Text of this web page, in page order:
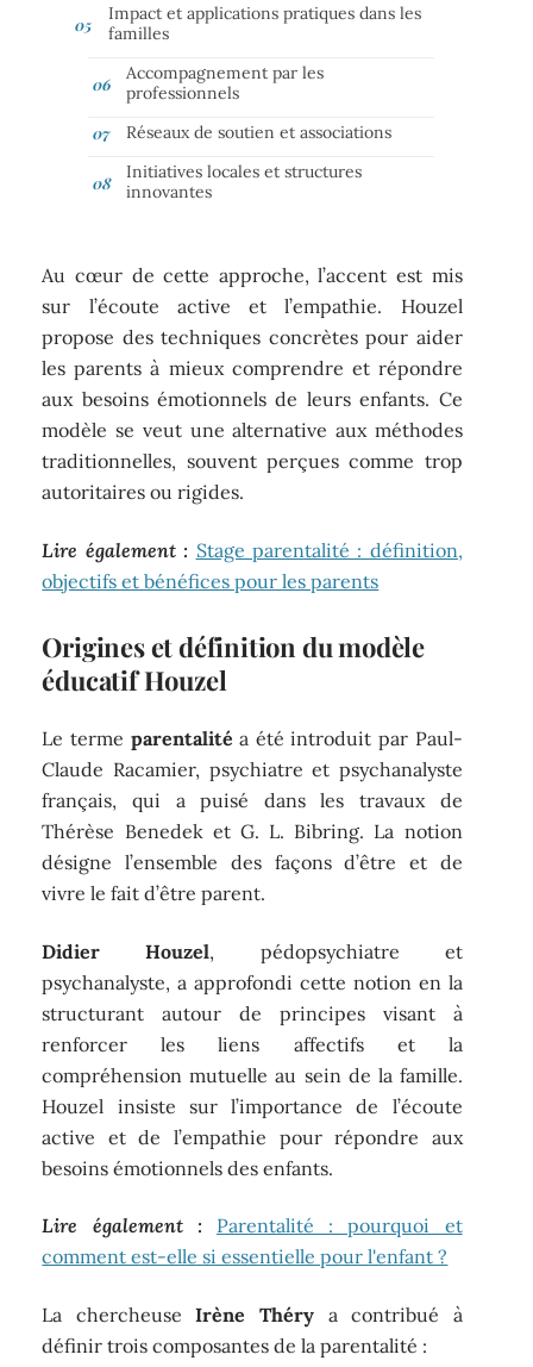
Impact et applications pratiques dans les
familles
Accompagnement par les
professionnels
Réseaux de soutien et associations
Initiatives locales et structures
innovantes
Au cœur de cette approche, l’accent est mis
sur l’écoute active et l’empathie. Houzel
propose des techniques concrètes pour aider
les parents à mieux comprendre et répondre
aux besoins émotionnels de leurs enfants. Ce
modèle se veut une alternative aux méthodes
traditionnelles, souvent perçues comme trop
autoritaires ou rigides.
Lire également : Stage parentalité : définition,
objectifs et bénéfices pour les parents
Origines et définition du modèle
éducatif Houzel
Le terme parentalité a été introduit par Paul-
Claude Racamier, psychiatre et psychanalyste
français, qui a puisé dans les travaux de
Thérèse Benedek et G. L. Bibring. La notion
désigne l’ensemble des façons d’être et de
vivre le fait d’être parent.
Didier Houzel, pédopsychiatre et
psychanalyste, a approfondi cette notion en la
structurant autour de principes visant à
renforcer les liens affectifs et la
compréhension mutuelle au sein de la famille.
Houzel insiste sur l’importance de l’écoute
active et de l’empathie pour répondre aux
besoins émotionnels des enfants.
Lire également :
Parentalité : pourquoi et
comment est-elle si essentielle pour l'enfant ?
La chercheuseIrène Théry a contribué à
définir trois composantes de la parentalité :